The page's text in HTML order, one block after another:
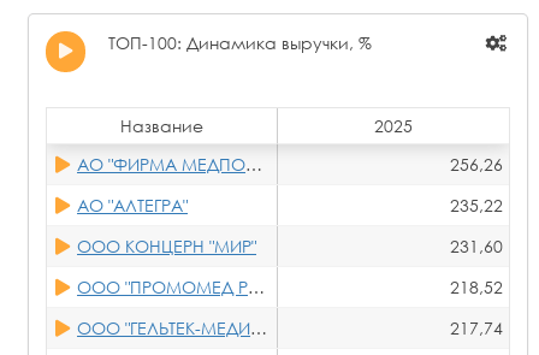
ТОП-100: Динамика выручки, %
Название
2025
АО "ФИРМА МЕДПОЛИМЕР"
256,26
АО "АЛТЕГРА"
235,22
ООО КОНЦЕРН "МИР"
231,60
ООО "ПРОМОМЕД РУС"
218,52
ООО "ГЕЛЬТЕК-МЕДИКА"
217,74